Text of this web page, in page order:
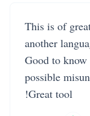
This is of
another
Good to know
possible
Great tool!